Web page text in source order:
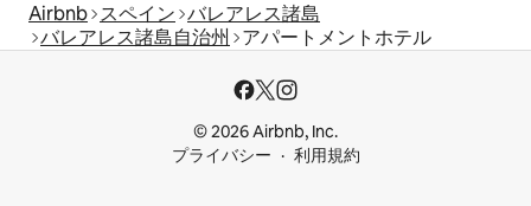
Airbnb スペイン バレアレス諸島
バレアレス諸島自治州
アパートメントホテル
© 2026 Airbnb, Inc.
プライバシー
利用規約